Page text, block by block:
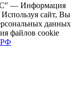
— Информация
Используя сайт, Вы
данных
файлов cookie
РФ